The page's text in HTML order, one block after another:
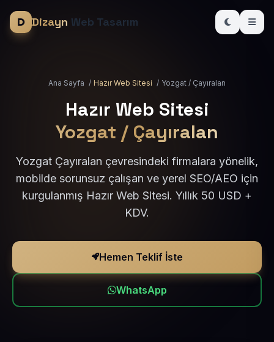
Dizayn Web Tasarım
Ana Sayfa / Hazır Web Sitesi / Yozgat / Çayıralan
Hazır Web Sitesi
Yozgat / Çayıralan
Yozgat Çayıralan çevresindeki firmalara yönelik,
mobilde sorunsuz çalışan ve yerel SEO/AEO için
kurgulanmış Hazır Web Sitesi. Yıllık 50 USD +
KDV.
Hemen Teklif İste
WhatsApp